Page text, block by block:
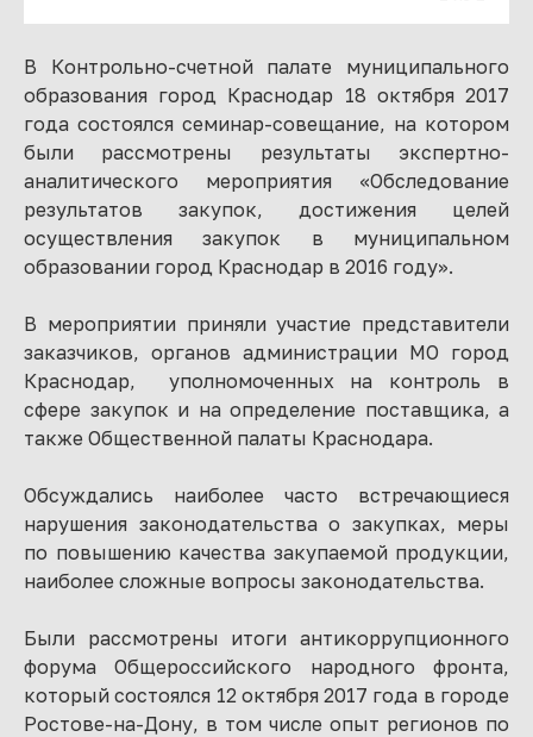
В Контрольно-счетной палате муниципального
образования город Краснодар 18 октября 2017
года состоялся семинар-совещание, на котором
были рассмотрены результаты экспертно-
аналитического мероприятия «Обследование
результатов закупок, достижения целей
осуществления закупок в муниципальном
образовании город Краснодар в 2016 году».
В мероприятии приняли участие представители
заказчиков, органов администрации МО город
Краснодар, уполномоченных на контроль в
сфере закупок и на определение поставщика, а
также Общественной палаты Краснодара.
Обсуждались наиболее часто встречающиеся
нарушения законодательства о закупках, меры
по повышению качества закупаемой продукции,
наиболее сложные вопросы законодательства.
Были рассмотрены итоги антикоррупционного
форума Общероссийского народного фронта,
который состоялся 12 октября 2017 года в городе
Ростове-на-Дону, в том числе опыт регионов по